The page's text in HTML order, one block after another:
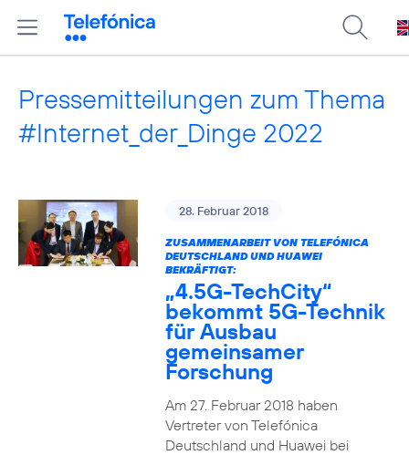
Pressemitteilungen zum Thema
#Internet_der_Dinge 2022
28. Februar 2018
ZUSAMMENARBEIT VON TELEFÓNICA
DEUTSCHLAND UND HUAWEI
BEKRÄFTIGT:
„4.5G-TechCity“
bekommt 5G-Technik
für Ausbau
gemeinsamer
Forschung
Am 27. Februar 2018 haben
Vertreter von Telefónica
Deutschland und Huawei bei